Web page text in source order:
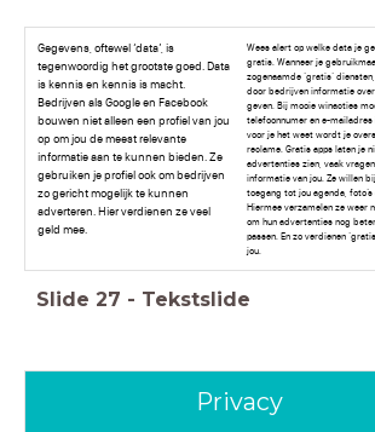
Gegevens, oftewel ‘data’, is
tegenwoordig het grootste goed. Data
is kennis en kennis is macht.
Bedrijven als Google en Facebook
bouwen niet alleen een profiel van jou
op om jou de meest relevante
informatie aan te kunnen bieden. Ze
gebruiken je profiel ook om bedrijven
zo gericht mogelijk te kunnen
adverteren. Hier verdienen ze veel
geld mee.
Wees alert op welke data je
gratis. Wanneer je
zogenaamde ‘gratis’
door bedrijven informatie
geven. Bij mooie winacties
telefoonnumer en e-mailadres
voor je het weet wordt je
reclame. Gratis apps laten je
advertenties zien, vaak
informatie van jou. Ze willen
toegang tot jou agenda, foto’s
Hiermee verzamelen ze weer
om hun advertenties nog
passen. En zo verdienen
jou.
Slide 27 - Tekstslide
Privacy